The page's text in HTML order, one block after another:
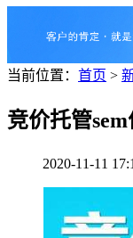
当前位置： 首页 >
竞价托管
2020-11-11